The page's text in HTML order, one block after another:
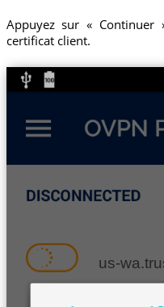
Appuyez sur « Continuer
certificat client.
us-